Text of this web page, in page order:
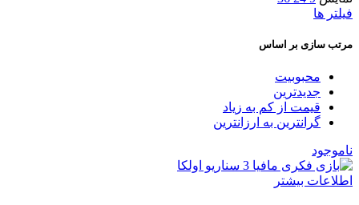
فیلتر ها
مرتب سازی بر اساس
محبوبیت
جدیدترین
قیمت از کم به زیاد
گرانترین به ارزانترین
ناموجود
اطلاعات بیشتر